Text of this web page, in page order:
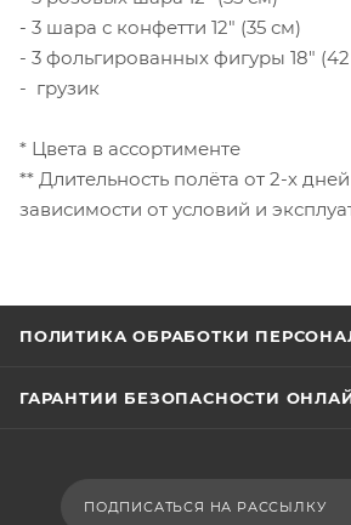
- 3 шара с конфетти 12" (35 см)
- 3 фольгированных фигуры 18"
- грузик
* Цвета в ассортименте
** Длительность полёта от 2-х
зависимости от условий и
ПОЛИТИКА ОБРАБОТКИ
ГАРАНТИИ БЕЗОПАСНОСТИ
ПОДПИСАТЬСЯ НА РАССЫЛКУ